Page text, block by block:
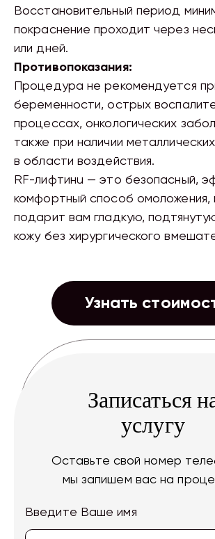
Восстановительный период
покраснение проходит через
или дней.
Противопоказания:
Процедура не рекомендуется
беременности, острых
процессах, онкологических
также при наличии
в области воздействия.
RF-лифтинu — это безопасный,
комфортный способ омоложения,
подарит вам гладкую,
кожу без хирургического
Узнать
Записаться
услугу
Оставьте свой номер
мы запишем вас на
Введите Ваше имя